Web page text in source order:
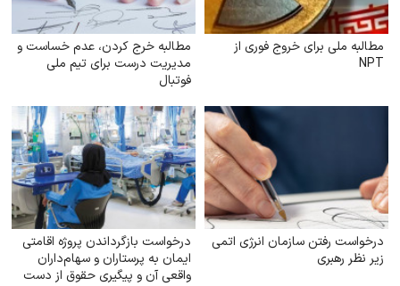
مطالبه ملی برای خروج فوری از
NPT
مطالبه خرج کردن، عدم خساست و
مدیریت درست برای تیم ملی
فوتبال
درخواست رفتن سازمان انرژی اتمی
زیر نظر رهبری
درخواست بازگرداندن پروژه اقامتی
ایمان به پرستاران و سهام‌داران
واقعی آن و پیگیری حقوق از دست